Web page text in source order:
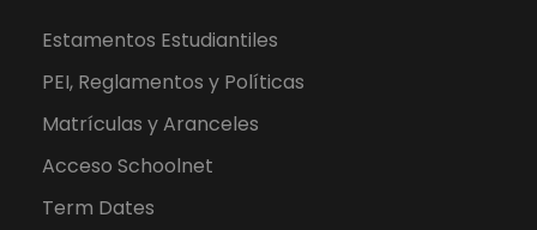
Estamentos Estudiantiles
PEI, Reglamentos y Políticas
Matrículas y Aranceles
Acceso Schoolnet
Term Dates